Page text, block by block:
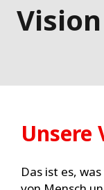
Unsere
Das ist es,